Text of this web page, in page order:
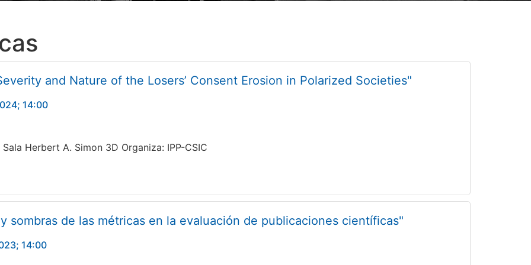
and Nature of the Losers’ Consent Erosion in Polarized Societies"
14:00
Herbert A. Simon 3D Organiza: IPP-CSIC
sombras de las métricas en la evaluación de publicaciones científicas"
14:00